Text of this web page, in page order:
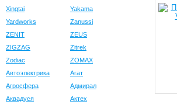
Xingtai
Yakama
Yardworks
Zanussi
ZENIT
ZEUS
ZIGZAG
Zitrek
Zodiac
ZOMAX
Автоэлектрика
Агат
Агросфера
Адмирал
Аквадуся
Актех